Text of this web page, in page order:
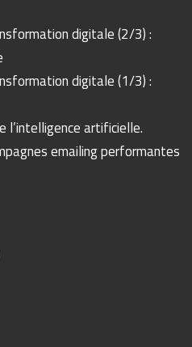
digitale (2/3) :
digitale (1/3) :
l’intelligence artificielle.
emailing performantes